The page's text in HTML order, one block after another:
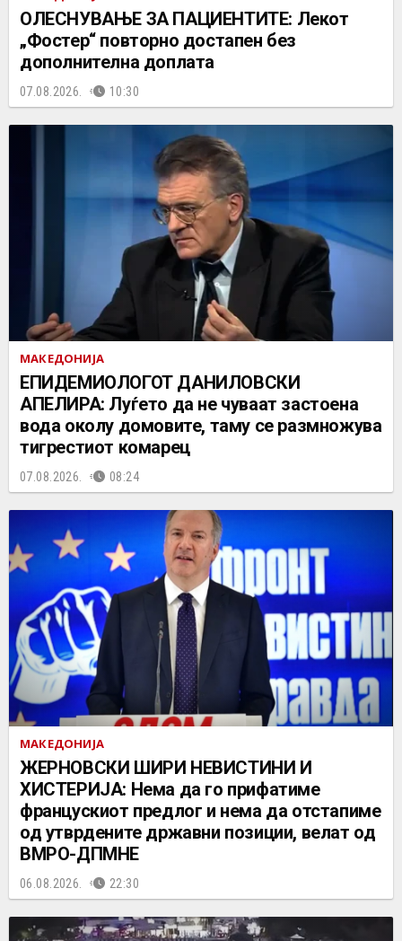
ОЛЕСНУВАЊЕ ЗА ПАЦИЕНТИТЕ: Лекот
„Фостер“ повторно достапен без
дополнителна доплата
07.08.2026. 10:30
МАКЕДОНИЈА
EПИДЕМИОЛОГОТ ДАНИЛОВСКИ
АПЕЛИРА: Луѓето да не чуваат застоена
вода околу домовите, таму се размножува
тигрестиот комарец
07.08.2026. 08:24
МАКЕДОНИЈА
ЖЕРНОВСКИ ШИРИ НЕВИСТИНИ И
ХИСТЕРИЈА: Нема да го прифатиме
францускиот предлог и нема да отстапиме
од утврдените државни позиции, велат од
ВМРО-ДПМНЕ
06.08.2026. 22:30